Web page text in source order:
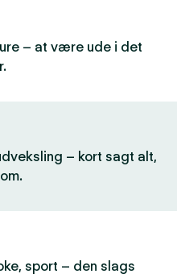
– at være ude i det
– kort sagt alt,
sport – den slags